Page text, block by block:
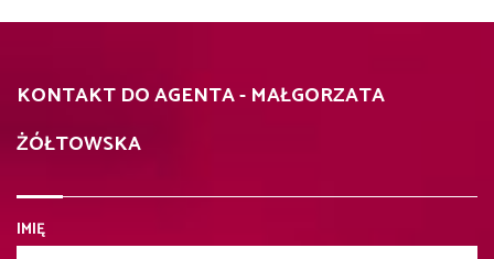
KONTAKT DO AGENTA - MAŁGORZATA
ŻÓŁTOWSKA
IMIĘ